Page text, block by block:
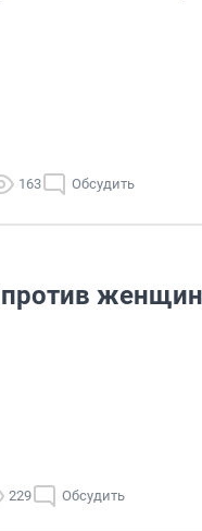
163 Обсудить
229 Обсудить